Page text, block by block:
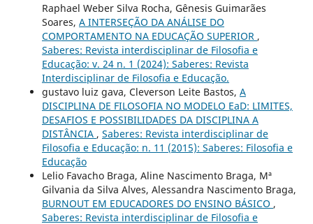
Raphael Weber Silva Rocha, Gênesis Guimarães
Soares, A INTERSEÇÃO DA ANÁLISE DO
COMPORTAMENTO NA EDUCAÇÃO SUPERIOR ,
Saberes: Revista interdisciplinar de Filosofia e
Educação: v. 24 n. 1 (2024): Saberes: Revista
Interdisciplinar de Filosofia e Educação.
gustavo luiz gava, Cleverson Leite Bastos, A
DISCIPLINA DE FILOSOFIA NO MODELO EaD: LIMITES,
DESAFIOS E POSSIBILIDADES DA DISCIPLINA A
DISTÂNCIA , Saberes: Revista interdisciplinar de
Filosofia e Educação: n. 11 (2015): Saberes: Filosofia e
Educação
Lelio Favacho Braga, Aline Nascimento Braga, Mª
Gilvania da Silva Alves, Alessandra Nascimento Braga,
BURNOUT EM EDUCADORES DO ENSINO BÁSICO ,
Saberes: Revista interdisciplinar de Filosofia e